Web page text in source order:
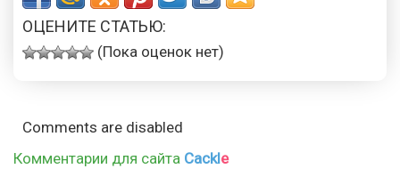
ОЦЕНИТЕ СТАТЬЮ:
(Пока оценок нет)
Comments are disabled
Комментарии для сайта Cackle